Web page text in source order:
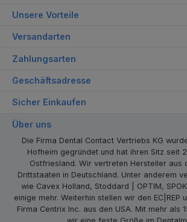
Unsere Vorteile
Versandarten
Zahlungsarten
Geschäftsadresse
Sicher Einkaufen
Über uns
Die Firma Dental Contact Vertriebs KG
Hofheim gegründet und hat ihren Sitz seit
Ostfriesland. Wir vertreten Hersteller aus
Drittstaaten in Deutschland. Unter anderem
wie Cavex Holland, Stoddard | OPTIM,
einige mehr. Weiterhin stellen wir den EC|REP
Firma Centrix Inc. aus den USA. Mit mehr als